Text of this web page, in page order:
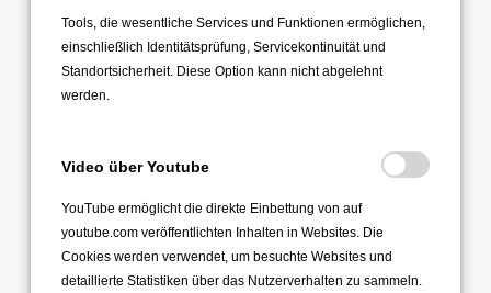
Februar 2025
Januar 2025
November 2024
Oktober 2024
September 2024
August 2024
Tools, die wesentliche Services und Funktionen ermöglichen,
einschließlich Identitätsprüfung, Servicekontinuität und
Standortsicherheit. Diese Option kann nicht abgelehnt
werden.
Video über Youtube
YouTube ermöglicht die direkte Einbettung von auf
youtube.com veröffentlichten Inhalten in Websites. Die
Cookies werden verwendet, um besuchte Websites und
detaillierte Statistiken über das Nutzerverhalten zu sammeln.